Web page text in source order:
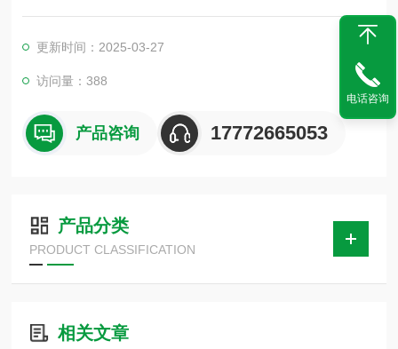
各保冷木托的受力可能很不均匀，安装过程中随时调整支吊架的
受力大小。保冷木托安装完后，应系统地检查、调整一次，使两
端的固定口和冷紧值，应能满足对口工艺和设计要求，且保冷木
托受力没有明显的过大过小现象。
更新时间：2025-03-27
访问量：388
产品咨询 17772665053
产品分类
PRODUCT CLASSIFICATION
相关文章
电话咨询